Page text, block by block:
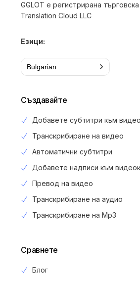
GGLOT е регистрирана
Translation Cloud LLC
Езици:
Bulgarian
Създавайте
Добавете субтитри към
Транскрибиране на видео
Автоматични субтитри
Добавете надписи към
Превод на видео
Транскрибиране на аудио
Транскрибиране на Mp3
Сравнете
Блог